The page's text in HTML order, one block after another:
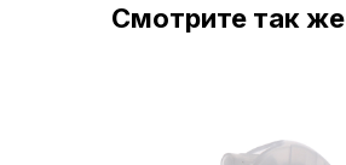
Смотрите так же